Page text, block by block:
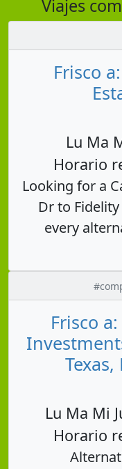
Viajes
Frisco
Lu Ma
Horario
Looking for a
Dr to
every
Frisco
Lu Ma Mi
Horario